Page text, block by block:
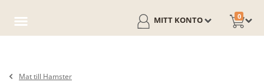
0
MITT KONTO
Mat till Hamster